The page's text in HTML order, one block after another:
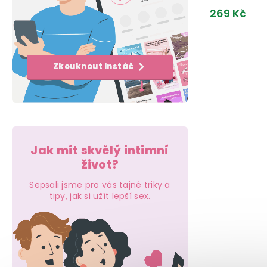
l
Zkouknout Instáč
Jak mít skvělý intimní
život?
Sepsali jsme pro vás tajné triky a
tipy, jak si užít lepší sex.
269 Kč